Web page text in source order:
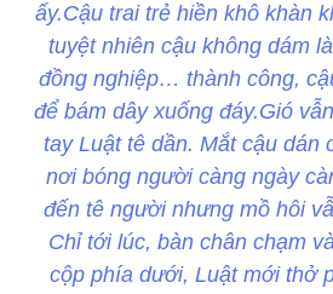
ấy.Cậu trai trẻ hiền khô khàn
tuyệt nhiên cậu không dám
đồng nghiệp… thành công,
để bám dây xuống đáy.Gió
tay Luật tê dần. Mắt cậu dán
nơi bóng người càng ngày
đến tê người nhưng mồ hôi
Chỉ tới lúc, bàn chân chạm
cộp phía dưới, Luật mới thở